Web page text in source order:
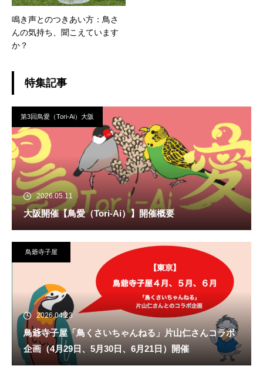
鳴き声とのつきあい方：鳥さ
んの気持ち、聞こえています
か？
特集記事
第3回鳥愛（Tori-Ai）大阪
2026.05.11
大阪開催【鳥愛（Tori-Ai）】開催概要
鳥爺寺子屋
2026.04.23
鳥爺寺子屋「鳥くさいちゃんねる」片山仁さんコラボ
企画（4月29日、5月30日、6月21日）開催